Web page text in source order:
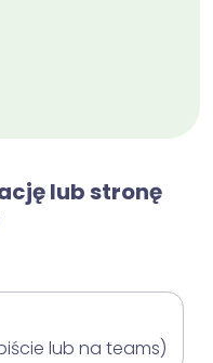
lub stronę
lub na teams)